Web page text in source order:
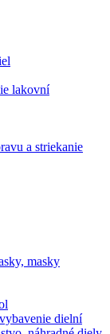
lakovní
a striekanie
masky
dielní